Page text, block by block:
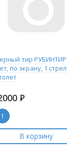
тир
по экрану, 1
Р
В корзину